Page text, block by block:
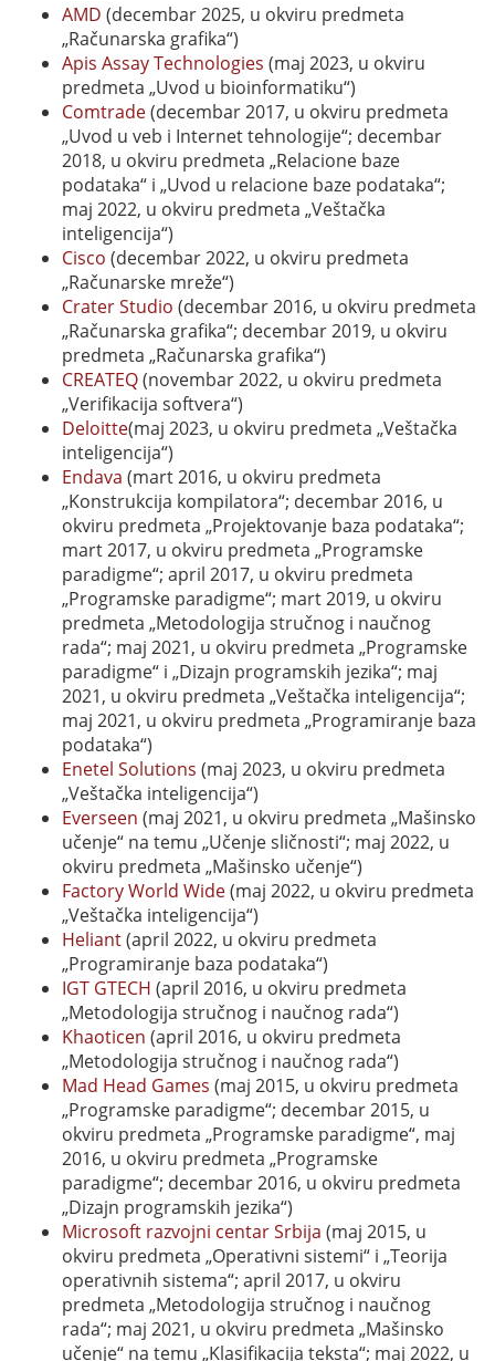
AMD (decembar 2025, u okviru predmeta
„Računarska grafika“)
Apis Assay Technologies (maj 2023, u okviru
predmeta „Uvod u bioinformatiku“)
Comtrade(decembar 2017, u okviru predmeta
„Uvod u veb i Internet tehnologije“; decembar
2018, u okviru predmeta „Relacione baze
podataka“ i „Uvod u relacione baze podataka“;
maj 2022, u okviru predmeta „Veštačka
inteligencija“)
Cisco (decembar 2022, u okviru predmeta
„Računarske mreže“)
Crater Studio (decembar 2016, u okviru predmeta
„Računarska grafika“; decembar 2019, u okviru
predmeta „Računarska grafika“)
CREATEQ(novembar 2022, u okviru predmeta
„Verifikacija softvera“)
Deloitte(maj 2023, u okviru predmeta „Veštačka
inteligencija“)
Endava (mart 2016, u okviru predmeta
„Konstrukcija kompilatora“; decembar 2016, u
okviru predmeta „Projektovanje baza podataka“;
mart 2017, u okviru predmeta „Programske
paradigme“; april 2017, u okviru predmeta
„Programske paradigme“; mart 2019, u okviru
predmeta „Metodologija stručnog i naučnog
rada“; maj 2021, u okviru predmeta „Programske
paradigme“ i „Dizajn programskih jezika“; maj
2021, u okviru predmeta „Veštačka inteligencija“;
maj 2021, u okviru predmeta „Programiranje baza
podataka“)
Enetel Solutions (maj 2023, u okviru predmeta
„Veštačka inteligencija“)
Everseen (maj 2021, u okviru predmeta „Mašinsko
učenje“ na temu „Učenje sličnosti“; maj 2022, u
okviru predmeta „Mašinsko učenje“)
Factory World Wide(maj 2022, u okviru predmeta
„Veštačka inteligencija“)
Heliant(april 2022, u okviru predmeta
„Programiranje baza podataka“)
IGT GTECH (april 2016, u okviru predmeta
„Metodologija stručnog i naučnog rada“)
Khaoticen (april 2016, u okviru predmeta
„Metodologija stručnog i naučnog rada“)
Mad Head Games (maj 2015, u okviru predmeta
„Programske paradigme“; decembar 2015, u
okviru predmeta „Programske paradigme“, maj
2016, u okviru predmeta „Programske
paradigme“; decembar 2016, u okviru predmeta
„Dizajn programskih jezika“)
Microsoft razvojni centar Srbija (maj 2015, u
okviru predmeta „Operativni sistemi“ i „Teorija
operativnih sistema“; april 2017, u okviru
predmeta „Metodologija stručnog i naučnog
rada“; maj 2021, u okviru predmeta „Mašinsko
učenje“ na temu „Klasifikacija teksta“; maj 2022, u